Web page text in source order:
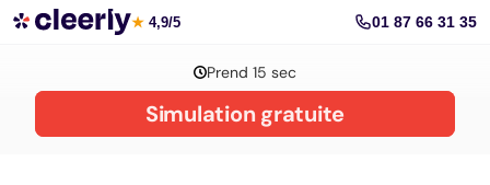
La gestion de patrimoine avec Cleerly
★ 4,9/5 01 87 66 31 35